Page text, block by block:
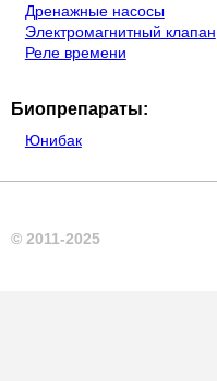
Дренажные насосы
Электромагнитный клапан
Реле времени
Биопрепараты:
Юнибак
© 2011-2025